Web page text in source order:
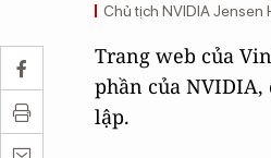
Chủ tịch NVIDIA Jensen
Trang web của
phần của NVIDIA,
lập.